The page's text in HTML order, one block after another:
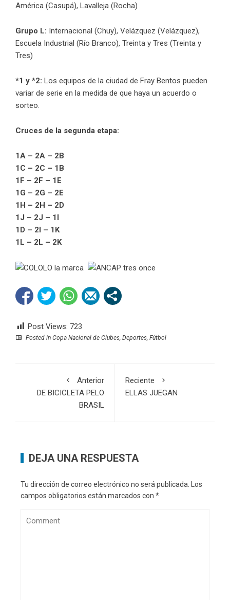
América (Casupá), Lavalleja (Rocha)
Grupo L: Internacional (Chuy), Velázquez (Velázquez),
Escuela Industrial (Río Branco), Treinta y Tres (Treinta y
Tres)
*1 y *2: Los equipos de la ciudad de Fray Bentos pueden
variar de serie en la medida de que haya un acuerdo o
sorteo.
Cruces de la segunda etapa:
1A – 2A – 2B
1C – 2C – 1B
1F – 2F – 1E
1G – 2G – 2E
1H – 2H – 2D
1J – 2J – 1I
1D – 2I – 1K
1L – 2L – 2K
Post Views: 723
Posted in Copa Nacional de Clubes Deportes Fútbol
Anterior
DE BICICLETA PELO
BRASIL
Reciente
ELLAS JUEGAN
DEJA UNA RESPUESTA
Tu dirección de correo electrónico no será publicada. Los
campos obligatorios están marcados con *